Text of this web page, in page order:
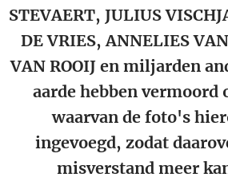
STEVAERT, JULIUS
DE VRIES, ANNELIES VAN
VAN ROOIJ en miljarden
aarde hebben vermoord
waarvan de foto's
ingevoegd, zodat
misverstand meer